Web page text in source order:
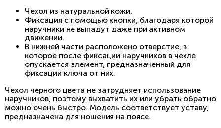
Чехол из натуральной кожи.
Фиксация с помощью кнопки, благодаря которой
наручники не выпадут даже при активном
движении.
В нижней части расположено отверстие, в
которое после фиксации наручников в чехле
опускается элемент, предназначенный для
фиксации ключа от них.
Чехол черного цвета не затрудняет использование
наручников, поэтому выхватить их или убрать обратно
можно очень быстро. Модель соответствует уставу,
предназначена для ношения на поясе.